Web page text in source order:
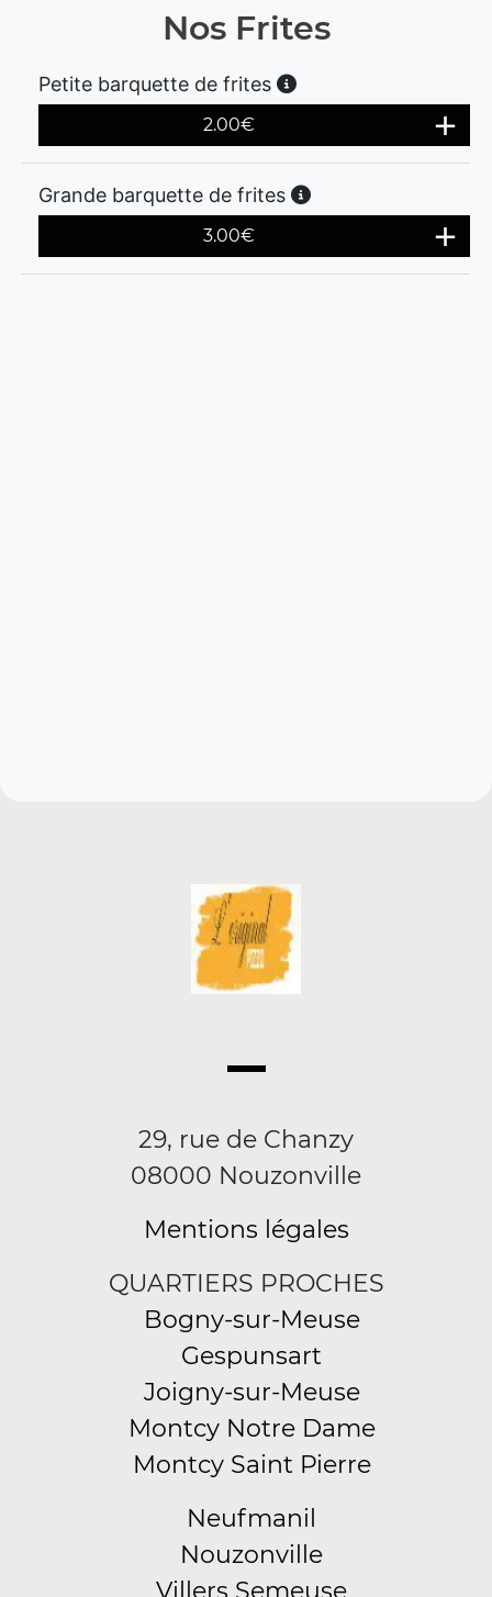
Nos Frites
Petite barquette de frites
2.00€
Grande barquette de frites
3.00€
29, rue de Chanzy
08000 Nouzonville
Mentions légales
QUARTIERS PROCHES
Bogny-sur-Meuse
Gespunsart
Joigny-sur-Meuse
Montcy Notre Dame
Montcy Saint Pierre
Neufmanil
Nouzonville
Villers Semeuse